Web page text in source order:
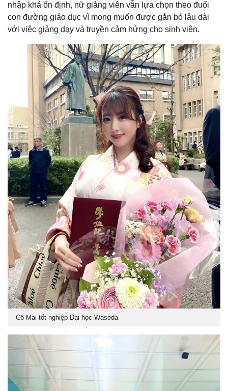
nhập khá ổn định, nữ giảng viên vẫn lựa chọn theo đuổi
con đường giáo dục vì mong muốn được gắn bó lâu dài
với việc giảng dạy và truyền cảm hứng cho sinh viên.
Cô Mai tốt nghiệp Đại học Waseda